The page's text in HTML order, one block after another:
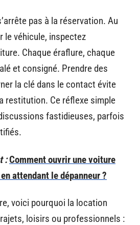
pas à la réservation. Au
le véhicule, inspectez
Chaque éraflure, chaque
et consigné. Prendre des
la clé dans le contact évite
restitution. Ce réflexe simple
fastidieuses, parfois
:Comment ouvrir une voiture
attendant le dépanneur ?
voici pourquoi la location
loisirs ou professionnels :